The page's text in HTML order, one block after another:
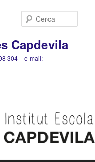
Capdevila
304 – e-mail: